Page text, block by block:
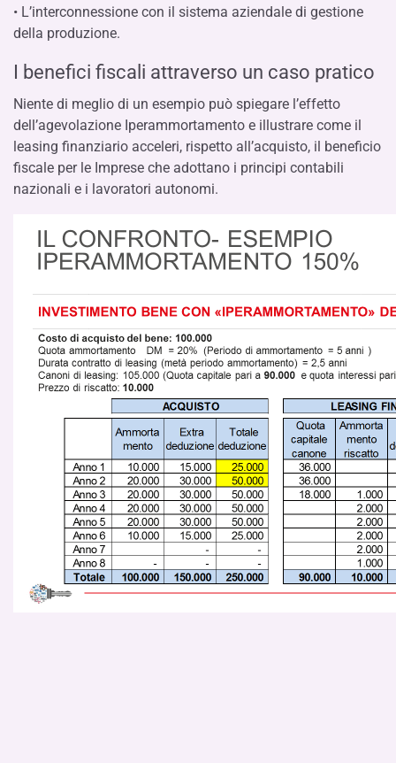
• L’interconnessione con il sistema aziendale di gestione
della produzione.
I benefici fiscali attraverso un caso pratico
Niente di meglio di un esempio può spiegare l’effetto
dell’agevolazione Iperammortamento e illustrare come il
leasing finanziario acceleri, rispetto all’acquisto, il beneficio
fiscale per le Imprese che adottano i principi contabili
nazionali e i lavoratori autonomi.